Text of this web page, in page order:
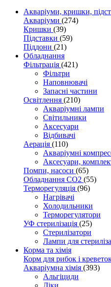
Акваріуми, кришки,
Акваріуми (274)
Кришки (39)
Підставки (59)
Піддони (21)
Обладнання
Фільтрація (421)
Фільтри
Наповнювачі
Запасні частини
Освітлення (210)
Акваріумні лампи
Світильники
Аксесуари
Відбивачі
Аерація (110)
Акваріумні
Аксесуари,
Помпи, насоси (65)
Обладнання CO2 (55)
Терморегуляція (96)
Нагрівачі
Холодильники
Терморегулятори
УФ стерилізація (25)
Стерилізатори
Лампи для
Корма та хімія
Корм для рибок і
Акваріумна хімія (393)
Альгіциди